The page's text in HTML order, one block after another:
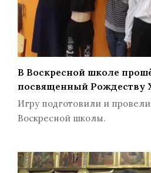
В Воскресной школе
посвященный Рождеству
Игру подготовили и
Воскресной школы.